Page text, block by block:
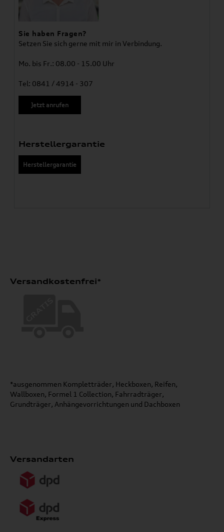
Sie haben Fragen?
Setzen Sie sich gerne mit mir in Verbindung.
Mo. bis Fr.: 08.00 - 15.00 Uhr
Tel: 0841 / 4914 - 307
Jetzt anrufen
Herstellergarantie
Herstellergarantie
Versandkostenfrei*
*ausgenommen Kompletträder, Heckboxen, Reifen,
Wallboxen, Formel 1 Collection, Fahrradträger,
Grundträger, Anhängevorrichtungen und Dachboxen
Versandarten